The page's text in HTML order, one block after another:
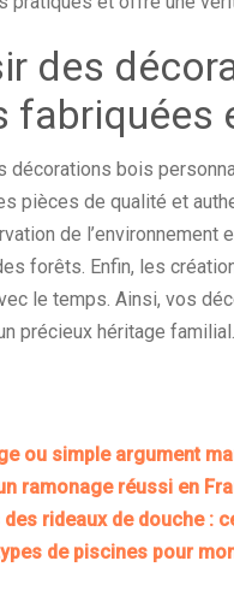
des
décorations bois
pièces de qualité et
de
forêts. Enfin, les
le temps. Ainsi, vos
précieux héritage familial.
ou simple argument
ramonage réussi en
des rideaux de douche :
de piscines pour